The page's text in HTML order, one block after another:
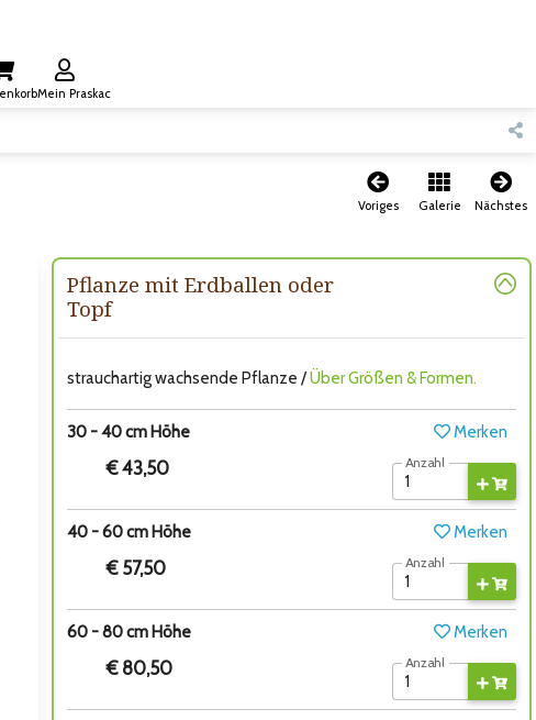
Mein Praskac
Voriges Galerie Nächstes
Pflanze mit Erdballen oder
Topf
strauchartig wachsende Pflanze /Über Größen & Formen.
30 - 40 cm Höhe Merken
€ 43,50 Anzahl
40 - 60 cm Höhe Merken
€ 57,50 Anzahl
60 - 80 cm Höhe Merken
€ 80,50 Anzahl